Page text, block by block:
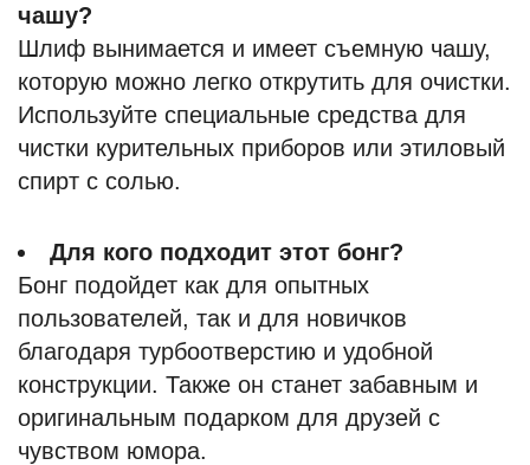
чашу?
Шлиф вынимается и имеет съемную чашу,
которую можно легко открутить для очистки.
Используйте специальные средства для
чистки курительных приборов или этиловый
спирт с солью.
Для кого подходит этот бонг?
Бонг подойдет как для опытных
пользователей, так и для новичков
благодаря турбоотверстию и удобной
конструкции. Также он станет забавным и
оригинальным подарком для друзей с
чувством юмора.